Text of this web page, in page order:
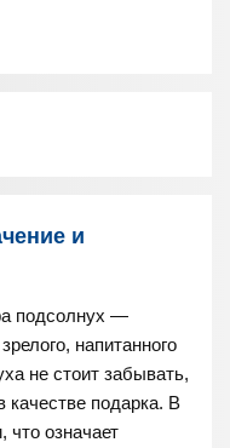
и
подсолнух —
напитанного
не стоит забывать,
качестве подарка. В
что означает